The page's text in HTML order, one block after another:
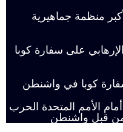
منظمة جماهيرية
على سفارة كوبا
كوبا في واشنطن
الأمم المتحدة الحرب
من قبل واشنطن